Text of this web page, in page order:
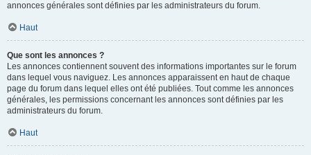
annonces générales sont définies par les administrateurs du forum.
Haut
Que sont les annonces ?
Les annonces contiennent souvent des informations importantes sur le forum
dans lequel vous naviguez. Les annonces apparaissent en haut de chaque
page du forum dans lequel elles ont été publiées. Tout comme les annonces
générales, les permissions concernant les annonces sont définies par les
administrateurs du forum.
Haut